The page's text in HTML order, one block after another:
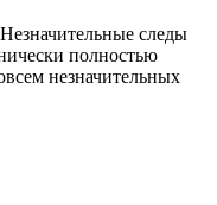
Незначительные следы
полностью
незначительных